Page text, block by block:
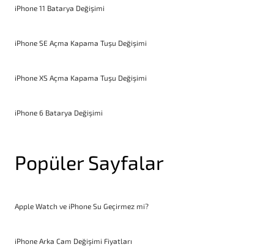
iPhone 11 Batarya Değişimi
iPhone SE Açma Kapama Tuşu Değişimi
iPhone XS Açma Kapama Tuşu Değişimi
iPhone 6 Batarya Değişimi
Popüler Sayfalar
Apple Watch ve iPhone Su Geçirmez mi?
iPhone Arka Cam Değişimi Fiyatları